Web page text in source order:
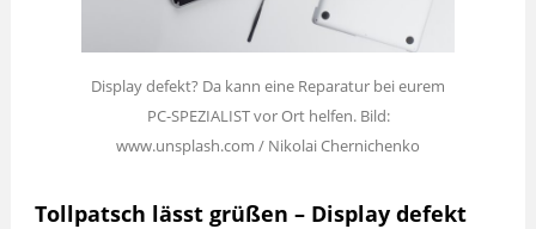
Display defekt? Da kann eine Reparatur bei eurem
PC-SPEZIALIST vor Ort helfen. Bild:
www.unsplash.com / Nikolai Chernichenko
Tollpatsch lässt grüßen – Display defekt